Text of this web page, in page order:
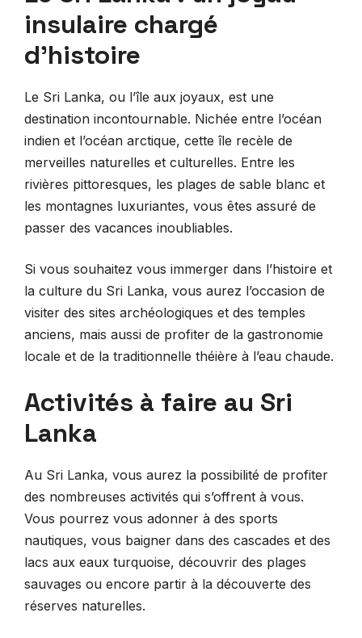
insulaire chargé
d’histoire
Le Sri Lanka, ou l’île aux joyaux, est une
destination incontournable. Nichée entre l’océan
indien et l’océan arctique, cette île recèle de
merveilles naturelles et culturelles. Entre les
rivières pittoresques, les plages de sable blanc et
les montagnes luxuriantes, vous êtes assuré de
passer des vacances inoubliables.
Si vous souhaitez vous immerger dans l’histoire et
la culture du Sri Lanka, vous aurez l’occasion de
visiter des sites archéologiques et des temples
anciens, mais aussi de profiter de la gastronomie
locale et de la traditionnelle théière à l’eau chaude.
Activités à faire au Sri
Lanka
Au Sri Lanka, vous aurez la possibilité de profiter
des nombreuses activités qui s’offrent à vous.
Vous pourrez vous adonner à des sports
nautiques, vous baigner dans des cascades et des
lacs aux eaux turquoise, découvrir des plages
sauvages ou encore partir à la découverte des
réserves naturelles.